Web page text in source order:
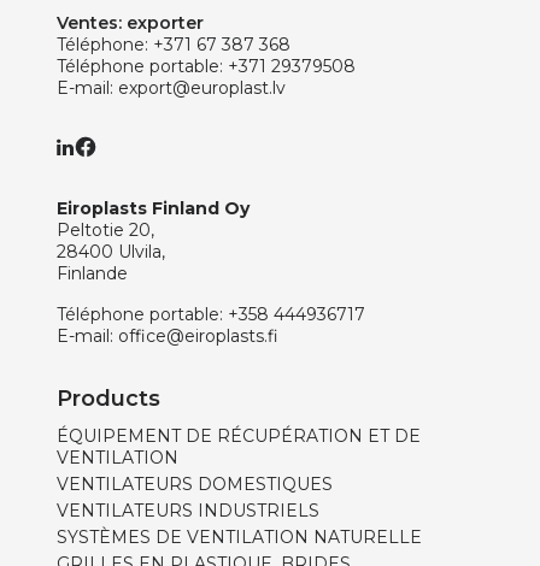
Ventes: exporter
Téléphone: +371 67 387 368
Téléphone portable: +371 29379508
E-mail: export@europlast.lv
Eiroplasts Finland Oy
Peltotie 20,
28400 Ulvila,
Finlande
Téléphone portable: +358 444936717
E-mail: office@eiroplasts.fi
Products
ÉQUIPEMENT DE RÉCUPÉRATION ET DE
VENTILATION
VENTILATEURS DOMESTIQUES
VENTILATEURS INDUSTRIELS
SYSTÈMES DE VENTILATION NATURELLE